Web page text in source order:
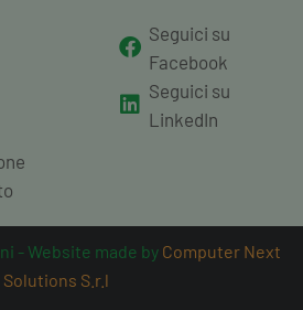
Seguici su
Facebook
Seguici su
LinkedIn
- Website made by Computer Next
Solutions S.r.l